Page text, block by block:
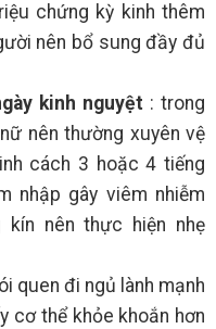
chứng kỳ kinh thêm
nên bổ sung đầy đủ
kinh nguyệt : trong
nên thường xuyên vệ
cách 3 hoặc 4 tiếng
nhập gây viêm nhiễm
kín nên thực hiện nhẹ
quen đi ngủ lành mạnh
cơ thể khỏe khoắn hơn